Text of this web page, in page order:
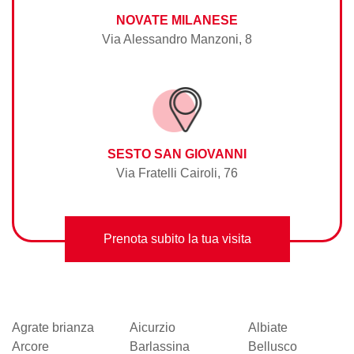
NOVATE MILANESE
Via Alessandro Manzoni, 8
SESTO SAN GIOVANNI
Via Fratelli Cairoli, 76
Prenota subito la tua visita
Agrate brianza Aicurzio
Albiate
Arcore
Barlassina
Bellusco